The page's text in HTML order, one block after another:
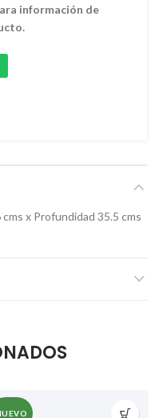
información de
x Profundidad 35.5 cms